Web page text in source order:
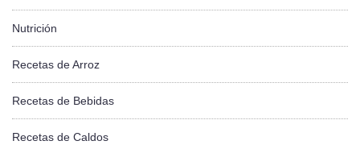
Nutrición
Recetas de Arroz
Recetas de Bebidas
Recetas de Caldos